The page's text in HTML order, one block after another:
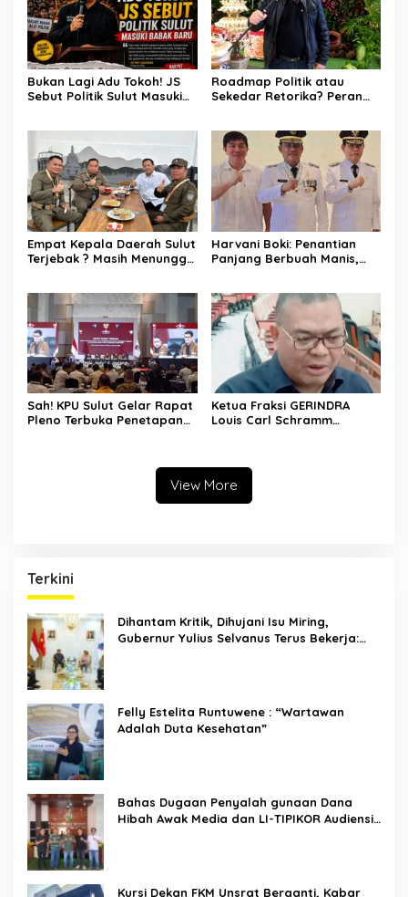
Bukan Lagi Adu Tokoh! JS
Sebut Politik Sulut Masuki
Roadmap Politik atau
Sekedar Retorika? Peran
Empat Kepala Daerah Sulut
Terjebak ? Masih Menunggu
Harvani Boki: Penantian
Panjang Berbuah Manis,
Pelantikan
Sah! KPU Sulut Gelar Rapat
Pleno Terbuka Penetapan
Ketua Fraksi GERINDRA
Louis Carl Schramm
View More
Terkini
Dihantam Kritik, Dihujani Isu Miring,
Gubernur Yulius Selvanus Terus Bekerja:
Felly Estelita Runtuwene : “Wartawan
Adalah Duta Kesehatan”
Bahas Dugaan Penyalah gunaan Dana
Hibah Awak Media dan LI-TIPIKOR Audiensi
Kursi Dekan FKM Unsrat Berganti, Kabar